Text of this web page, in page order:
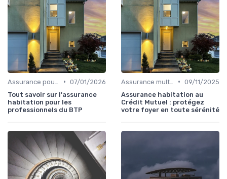
• 07/01/2026
Tout savoir sur l'assurance
habitation pour les
professionnels du BTP
• 09/11/2025
Assurance habitation au
Crédit Mutuel : protégez
votre foyer en toute sérénité